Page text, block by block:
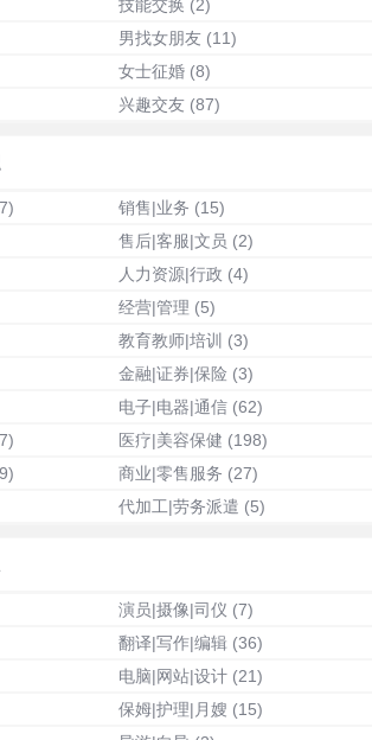
技能交换 (2)
男找女朋友 (11)
女士征婚 (8)
兴趣交友 (87)
销售|业务 (15)
售后|客服|文员 (2)
人力资源|行政 (4)
经营|管理 (5)
教育教师|培训 (3)
金融|证券|保险 (3)
电子|电器|通信 (62)
医疗|美容保健 (198)
商业|零售服务 (27)
代加工|劳务派遣 (5)
演员|摄像|司仪 (7)
翻译|写作|编辑 (36)
电脑|网站|设计 (21)
保姆|护理|月嫂 (15)